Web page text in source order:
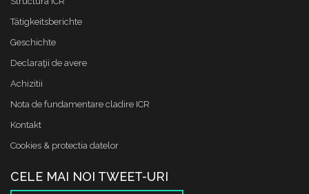
Tätigkeitsberichte
Geschichte
Declaraţii de avere
Achizitii
Nota de fundamentare cladire ICR
Kontakt
Cookies & protectia datelor
CELE MAI NOI TWEET-URI